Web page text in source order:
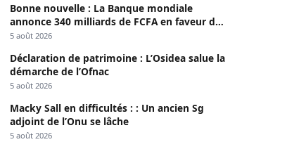
Bonne nouvelle : La Banque mondiale
annonce 340 milliards de FCFA en faveur du
Sénégal
5 août 2026
Déclaration de patrimoine : L’Osidea salue la
démarche de l’Ofnac
5 août 2026
Macky Sall en difficultés : : Un ancien Sg
adjoint de l’Onu se lâche
5 août 2026